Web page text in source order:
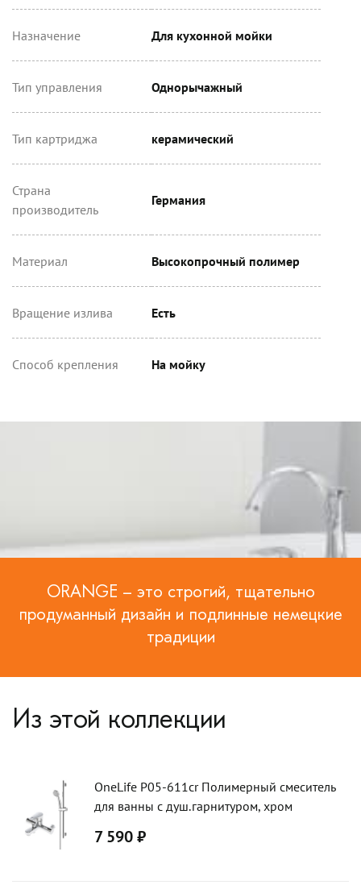
Назначение Для кухонной мойки
Тип управления Однорычажный
Тип картриджа керамический
Страна
производитель
Германия
Материал Высокопрочный полимер
Вращение излива Есть
Способ крепления На мойку
ORANGE – это строгий, тщательно
продуманный дизайн и подлинные немецкие
традиции
Из этой коллекции
OneLife P05-611cr Полимерный смеситель
для ванны с душ.гарнитуром, хром
7 590 ₽